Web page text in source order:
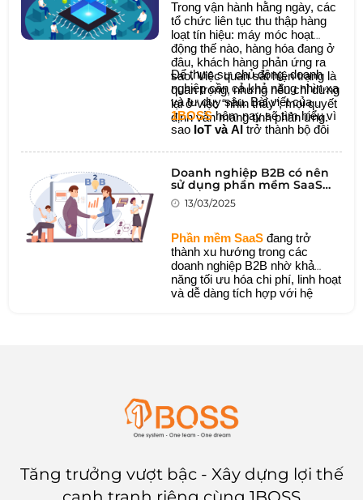
Trong vận hành hằng ngày, các
tổ chức liên tục thu thập hàng
loạt tín hiệu: máy móc hoạt
động thế nào, hàng hóa đang ở
đâu, khách hàng phản ứng ra
sao. Việc quan sát hiện trạng là
quan trọng, nhưng nếu chỉ dừng
lại ở việc “nhìn thấy”, mọi quyết
định vẫn mang tính phản ứng.
Để thực sự chủ động, doanh
nghiệp cần cả khả năng nhìn xa
và tư duy sâu. Bài viết của
1BOSShôm nay sẽ tìm hiểu vì
sao IoT và AI trở thành bộ đôi
Doanh nghiệp B2B có nên
sử dụng phần mềm SaaS
không?
13/03/2025
Phần mềm SaaS đang trở
thành xu hướng trong các
doanh nghiệp B2B nhờ khả
năng tối ưu hóa chi phí, linh hoạt
và dễ dàng tích hợp với hệ
Tăng trưởng vượt bậc - Xây dựng lợi thế